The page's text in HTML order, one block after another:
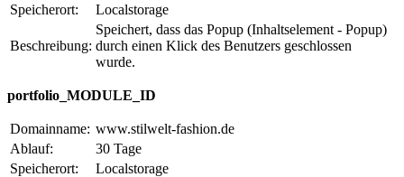
Speicherort:
Localstorage
Beschreibung:
Speichert, dass das Popup (Inhaltselement - Popup)
durch einen Klick des Benutzers geschlossen
wurde.
portfolio_MODULE_ID
Domainname: www.stilwelt-fashion.de
Ablauf:
30 Tage
Speicherort:
Localstorage